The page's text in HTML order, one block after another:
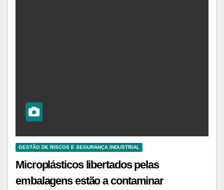
GESTÃO DE RISCOS E SEGURANÇA INDUSTRIAL
Microplásticos libertados pelas
embalagens estão a contaminar